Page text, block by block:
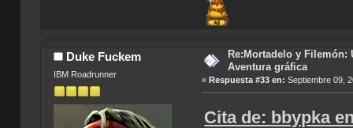
Duke Fuckem
IBM Roadrunner
Re:Mortadelo y Filemón:
Aventura gráfica
«Respuesta #33 en: Septiembre 09,
Cita de: bbypka